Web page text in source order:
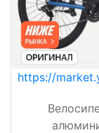
https://